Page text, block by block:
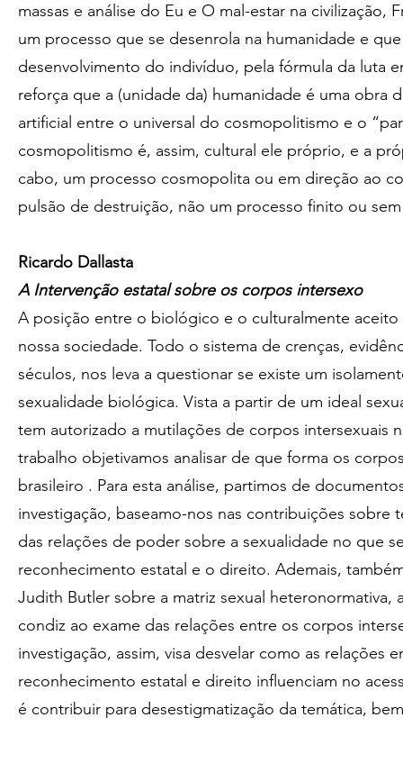
massas e análise do Eu e O mal-estar na civilização,
um processo que se desenrola na humanidade e
desenvolvimento do indivíduo, pela fórmula da luta
reforça que a (unidade da) humanidade é uma obra
artificial entre o universal do cosmopolitismo e o
cosmopolitismo é, assim, cultural ele próprio, e a
cabo, um processo cosmopolita ou em direção ao
pulsão de destruição, não um processo finito ou
Ricardo Dallasta
A Intervenção estatal sobre os corpos intersexo
A posição entre o biológico e o culturalmente aceito
nossa sociedade. Todo o sistema de crenças,
séculos, nos leva a questionar se existe um
sexualidade biológica. Vista a partir de um ideal
tem autorizado a mutilações de corpos intersexuais
trabalho objetivamos analisar de que forma os
brasileiro . Para esta análise, partimos de
investigação, baseamo-nos nas contribuições sobre
das relações de poder sobre a sexualidade no que
reconhecimento estatal e o direito. Ademais,
Judith Butler sobre a matriz sexual
condiz ao exame das relações entre os corpos
investigação, assim, visa desvelar como as relações
reconhecimento estatal e direito influenciam no
é contribuir para desestigmatização da temática,